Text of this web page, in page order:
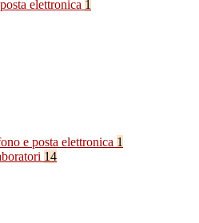
elettronica 1
e posta elettronica 1
14